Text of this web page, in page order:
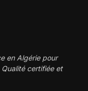
en Algérie pour
certifiée et